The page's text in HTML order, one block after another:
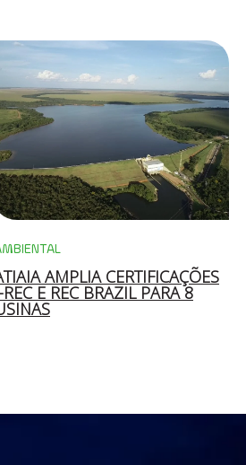
AMPLIA CERTIFICAÇÕES
REC E REC BRAZIL PARA 8